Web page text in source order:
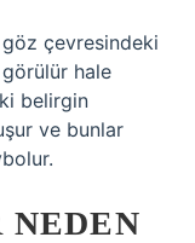
çevresindeki
hale
belirgin
ve bunlar